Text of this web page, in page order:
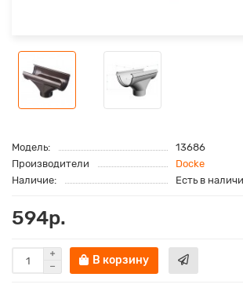
Модель:
13686
Производители
Docke
Наличие:
Есть в
594р.
В корзину